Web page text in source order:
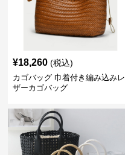
¥18,260 (税込)
カゴバッグ 巾着付き編み込みレ
ザーカゴバッグ